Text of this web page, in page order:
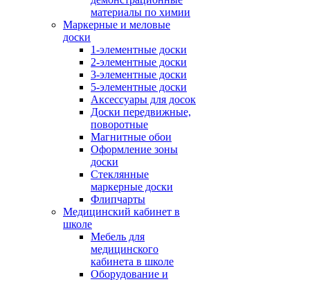
материалы по химии
Маркерные и меловые
доски
1-элементные доски
2-элементные доски
3-элементные доски
5-элементные доски
Аксессуары для досок
Доски передвижные,
поворотные
Магнитные обои
Оформление зоны
доски
Стеклянные
маркерные доски
Флипчарты
Медицинский кабинет в
школе
Мебель для
медицинского
кабинета в школе
Оборудование и